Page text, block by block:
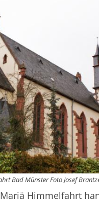
Bad Münster Foto Josef
Himmelfahrt